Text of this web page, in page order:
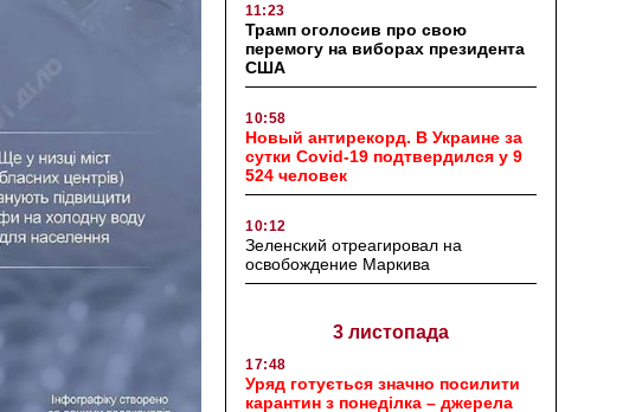
11:23
Трамп оголосив про свою
перемогу на виборах президента
США
10:58
Новый антирекорд. В Украине за
сутки Covid-19 подтвердился у 9
524 человек
10:12
Зеленский отреагировал на
освобождение Маркива
3 листопада
17:48
Уряд готується значно посилити
карантин з понеділка – джерела